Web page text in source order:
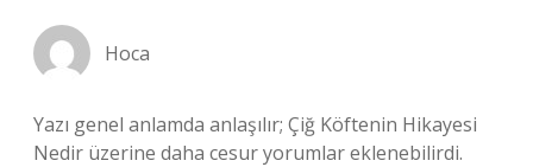
Hoca
Yazı genel anlamda anlaşılır; Çiğ Köftenin Hikayesi
Nedir üzerine daha cesur yorumlar eklenebilirdi.